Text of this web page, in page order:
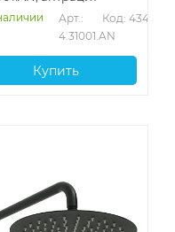
Арт.:
4.31001.AN
Код: 43405
Купить